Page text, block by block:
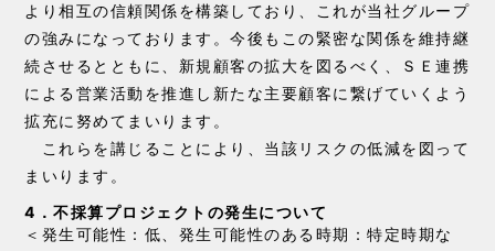
より相互の信頼関係を構築しており、これが当社グループ
の強みになっております。今後もこの緊密な関係を維持継
続させるとともに、新規顧客の拡大を図るべく、ＳＥ連携
による営業活動を推進し新たな主要顧客に繋げていくよう
拡充に努めてまいります。
これらを講じることにより、当該リスクの低減を図って
まいります。
4．不採算プロジェクトの発生について
＜発生可能性：低、発生可能性のある時期：特定時期な